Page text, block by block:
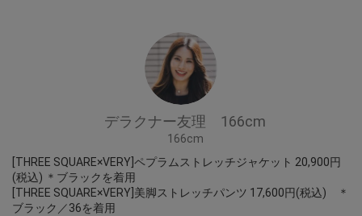
デラクナー友理 166cm
166cm
[THREE SQUARE×VERY]ペプラムストレッチジャケット 20,900円
(税込) ＊ブラックを着用
[THREE SQUARE×VERY]美脚ストレッチパンツ 17,600円(税込) ＊
ブラック／36を着用